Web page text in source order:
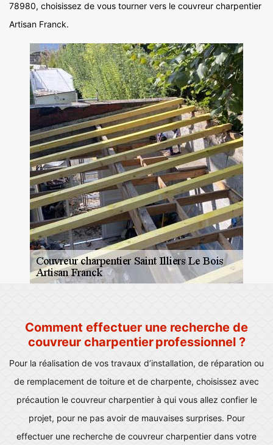
78980, choisissez de vous tourner vers le couvreur charpentier
Artisan Franck.
Comment effectuer une recherche de
couvreur charpentier professionnel ?
Pour la réalisation de vos travaux d’installation, de réparation ou
de remplacement de toiture et de charpente, choisissez avec
précaution le couvreur charpentier à qui vous allez confier le
projet, pour ne pas avoir de mauvaises surprises. Pour
effectuer une recherche de couvreur charpentier dans votre